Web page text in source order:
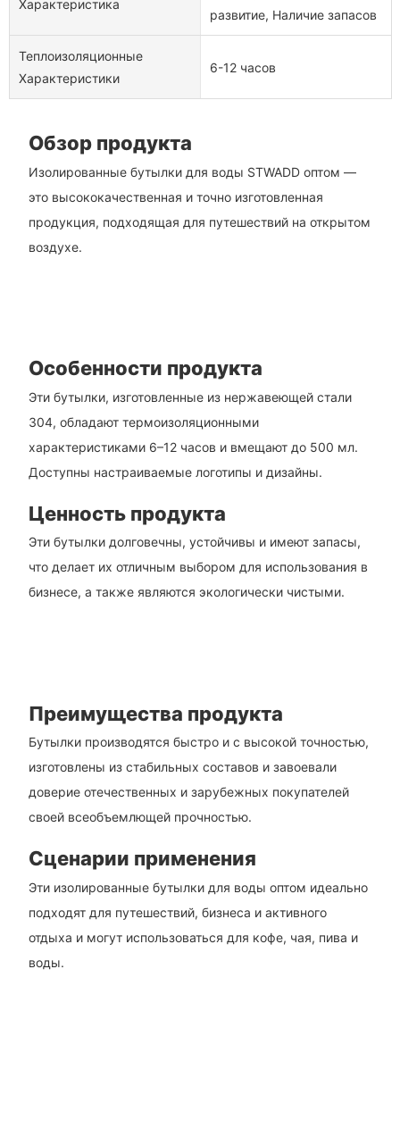
Характеристика
развитие, Наличие запасов
Теплоизоляционные
Характеристики
6-12 часов
Обзор продукта
Изолированные бутылки для воды STWADD оптом —
это высококачественная и точно изготовленная
продукция, подходящая для путешествий на открытом
воздухе.
Особенности продукта
Эти бутылки, изготовленные из нержавеющей стали
304, обладают термоизоляционными
характеристиками 6–12 часов и вмещают до 500 мл.
Доступны настраиваемые логотипы и дизайны.
Ценность продукта
Эти бутылки долговечны, устойчивы и имеют запасы,
что делает их отличным выбором для использования в
бизнесе, а также являются экологически чистыми.
Преимущества продукта
Бутылки производятся быстро и с высокой точностью,
изготовлены из стабильных составов и завоевали
доверие отечественных и зарубежных покупателей
своей всеобъемлющей прочностью.
Сценарии применения
Эти изолированные бутылки для воды оптом идеально
подходят для путешествий, бизнеса и активного
отдыха и могут использоваться для кофе, чая, пива и
воды.